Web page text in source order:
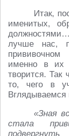
Итак,
именитых,
лучше нас,
именно в их
творится. Так
то, чего в
Вглядываемся
«Зная
стала